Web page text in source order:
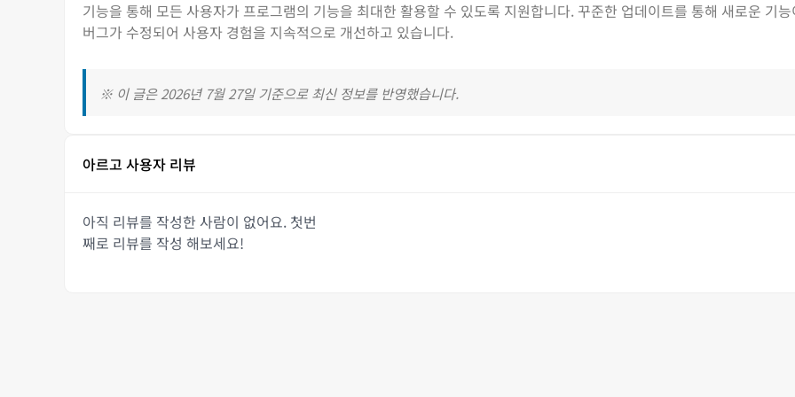
기능을 통해 모든 사용자가 프로그램의 기능을 최대한 활용할 수 있도록 지원합니다. 꾸준한 업데이트를 통해 새로운 기
버그가 수정되어 사용자 경험을 지속적으로 개선하고 있습니다.
※ 이 글은 2026년 7월 27일 기준으로 최신 정보를 반영했습니다.
아르고 사용자 리뷰
아직 리뷰를 작성한 사람이 없어요. 첫번
째로 리뷰를 작성 해보세요!